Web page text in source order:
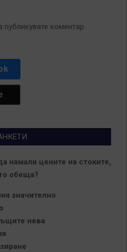
публикувате коментар.
намали цените на стоките,
обеща?
значително
нева